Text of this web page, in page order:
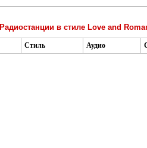
Радиостанции в стиле Love and
Стиль Аудио